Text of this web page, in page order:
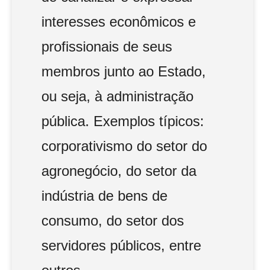
interesses econômicos e
profissionais de seus
membros junto ao Estado,
ou seja, à administração
pública. Exemplos típicos:
corporativismo do setor do
agronegócio, do setor da
indústria de bens de
consumo, do setor dos
servidores públicos, entre